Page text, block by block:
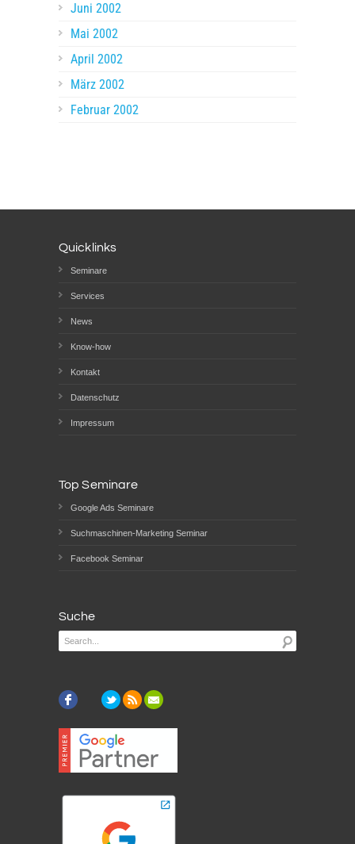
Juni 2002
Mai 2002
April 2002
März 2002
Februar 2002
Quicklinks
Seminare
Services
News
Know-how
Kontakt
Datenschutz
Impressum
Top Seminare
Google Ads Seminare
Suchmaschinen-Marketing Seminar
Facebook Seminar
Suche